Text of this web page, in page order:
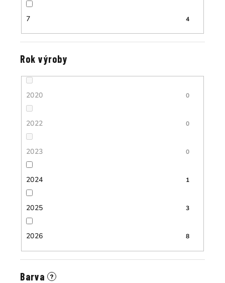
7 4
Rok výroby
2020 0
2022 0
2023 0
2024 1
2025 3
2026 8
Barva ?